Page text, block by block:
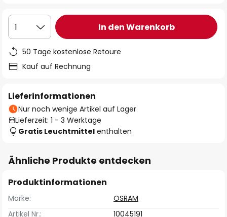
1 In den Warenkorb
50 Tage kostenlose Retoure
Kauf auf Rechnung
Lieferinformationen
Nur noch wenige Artikel auf Lager
Lieferzeit: 1 - 3 Werktage
Gratis Leuchtmittel enthalten
Ähnliche Produkte entdecken
Produktinformationen
Marke:
OSRAM
Artikel Nr.:
10045191